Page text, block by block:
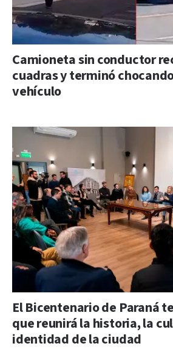
Camioneta sin conductor
cuadras y terminó
vehículo
El Bicentenario de Paraná
que reunirá la historia, la
identidad de la ciudad